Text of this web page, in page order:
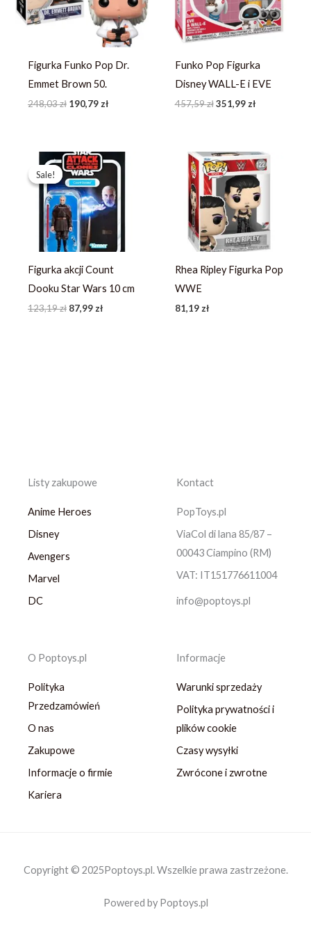
Figurka Funko Pop Dr.
Emmet Brown 50.
248,03zł 190,79 zł
Funko Pop Figurka
Disney WALL-E i EVE
457,59zł 351,99 zł
Sale!
Sale!
Figurka akcji Count
Dooku Star Wars 10 cm
123,19zł
Pierwotna
cena
wynosiła:
123,19 zł.
87,99 zł
Aktualna
cena
87,99 zł.
Rhea Ripley Figurka Pop
WWE
81,19 zł
Listy zakupowe
Anime Heroes
Disney
Avengers
Marvel
DC
Kontact
PopToys.pl
ViaCol di lana 85/87 –
00043 Ciampino (RM)
VAT: IT151776611004
info@poptoys.pl
O Poptoys.pl
Polityka
Przedzamówień
O nas
Zakupowe
Informacje o firmie
Kariera
Informacje
Warunki sprzedaży
Polityka prywatności i
plików cookie
Czasy wysyłki
Zwrócone i zwrotne
Copyright © 2025Poptoys.pl. Wszelkie prawa zastrzeżone.
Powered by Poptoys.pl